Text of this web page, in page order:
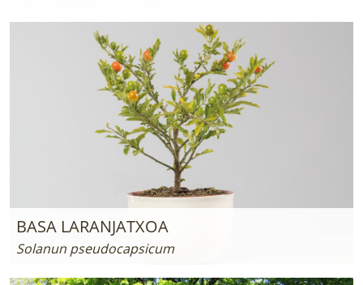
BASA LARANJATXOA
Solanun pseudocapsicum